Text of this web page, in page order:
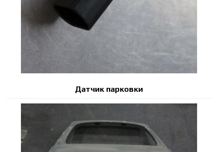
Датчик парковки